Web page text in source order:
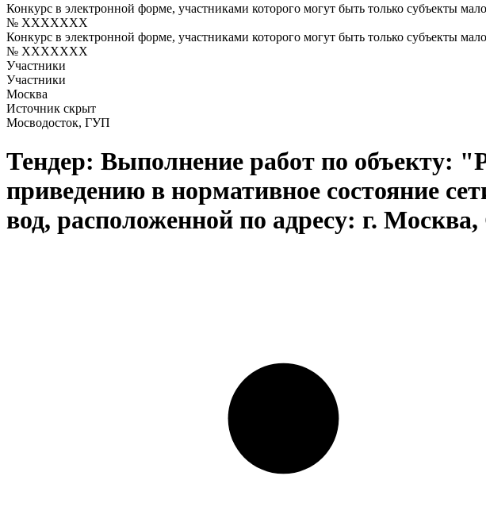
Конкурс в электронной форме, участниками которого могут быть только субъекты
№ XXXXXXX
Конкурс в электронной форме, участниками которого могут быть только субъекты
№ XXXXXXX
Участники
Участники
Москва
Источник скрыт
Мосводосток, ГУП
Тендер: Выполнение работ по объекту:
приведению в нормативное состояние
вод, расположенной по адресу: г.